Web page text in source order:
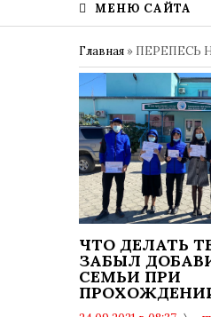
МЕНЮ САЙТА
Главная » ПЕРЕПЕСЬ
ЧТО ДЕЛАТЬ
ЗАБЫЛ
СЕМЬИ ПРИ